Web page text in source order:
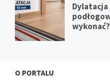
wykonać?
O PORTALU